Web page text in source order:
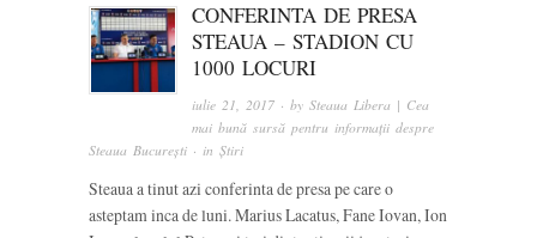
CONFERINTA DE PRESA
STEAUA – STADION CU
1000 LOCURI
iulie 21, 2017 · bySteaua Libera | Cea
mai bună sursă pentru informații despre
Steaua București · in Știri
Steaua a tinut azi conferinta de presa pe care o
asteptam inca de luni. Marius Lacatus, Fane Iovan, Ion